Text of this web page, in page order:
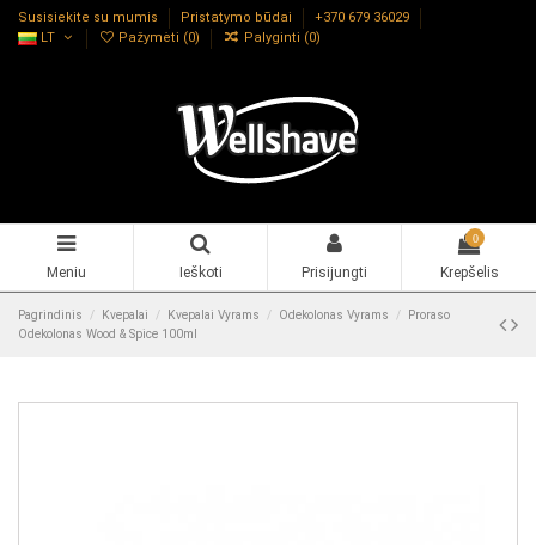
Susisiekite su mumis Pristatymo būdai
+370 679 36029
LT
Pažymėti (0) Palyginti (0)
Meniu Ieškoti Prisijungti
0
Krepšelis
Pagrindinis Kvepalai Kvepalai Vyrams Odekolonas Vyrams
Proraso
Odekolonas Wood & Spice 100ml